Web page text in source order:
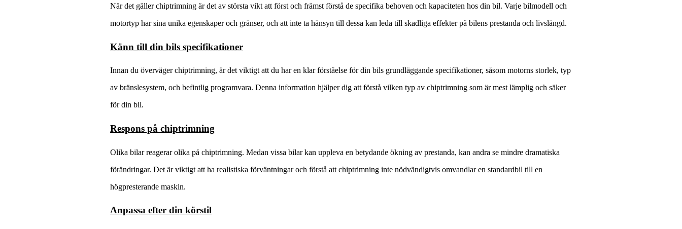
När det gäller chiptrimning är det av största vikt att först och främst förstå de specifika behoven och kapaciteten hos din bil. Varje bilmodell och
motortyp har sina unika egenskaper och gränser, och att inte ta hänsyn till dessa kan leda till skadliga effekter på bilens prestanda och livslängd.
Känn till din bils specifikationer
Innan du överväger chiptrimning, är det viktigt att du har en klar förståelse för din bils grundläggande specifikationer, såsom motorns storlek, typ
av bränslesystem, och befintlig programvara. Denna information hjälper dig att förstå vilken typ av chiptrimning som är mest lämplig och säker
för din bil.
Respons på chiptrimning
Olika bilar reagerar olika på chiptrimning. Medan vissa bilar kan uppleva en betydande ökning av prestanda, kan andra se mindre dramatiska
förändringar. Det är viktigt att ha realistiska förväntningar och förstå att chiptrimning inte nödvändigtvis omvandlar en standardbil till en
högpresterande maskin.
Anpassa efter din körstil